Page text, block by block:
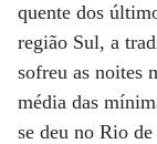
quente dos
região Sul, a
sofreu as noites
média das
se deu no Rio